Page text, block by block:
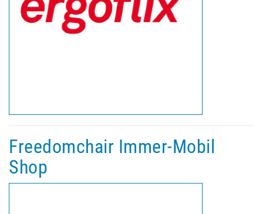
Freedomchair Immer-Mobil
Shop